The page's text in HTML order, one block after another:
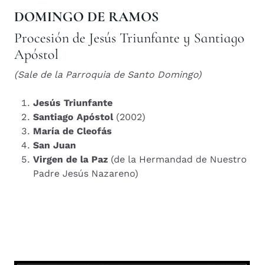
DOMINGO DE RAMOS
Procesión de Jesús Triunfante y Santiago
Apóstol
(Sale de la Parroquia de Santo Domingo)
Jesús Triunfante
Santiago Apóstol(2002)
María de Cleofás
San Juan
Virgen de la Paz (de la Hermandad de Nuestro
Padre Jesús Nazareno)